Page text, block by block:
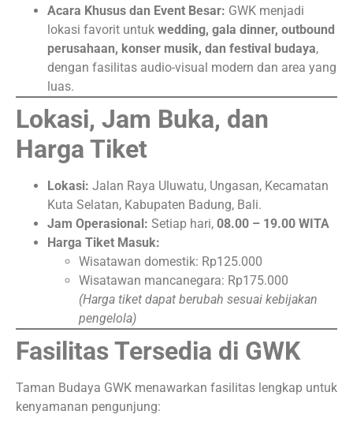
Acara Khusus dan Event Besar: GWK menjadi
lokasi favorit untuk wedding, gala dinner, outbound
perusahaan, konser musik, dan festival budaya,
dengan fasilitas audio-visual modern dan area yang
luas.
Lokasi, Jam Buka, dan
Harga Tiket
Lokasi: Jalan Raya Uluwatu, Ungasan, Kecamatan
Kuta Selatan, Kabupaten Badung, Bali.
Jam Operasional: Setiap hari, 08.00 – 19.00 WITA
Harga Tiket Masuk:
Wisatawan domestik: Rp125.000
Wisatawan mancanegara: Rp175.000
(Harga tiket dapat berubah sesuai kebijakan
pengelola)
Fasilitas Tersedia di GWK
Taman Budaya GWK menawarkan fasilitas lengkap untuk
kenyamanan pengunjung: